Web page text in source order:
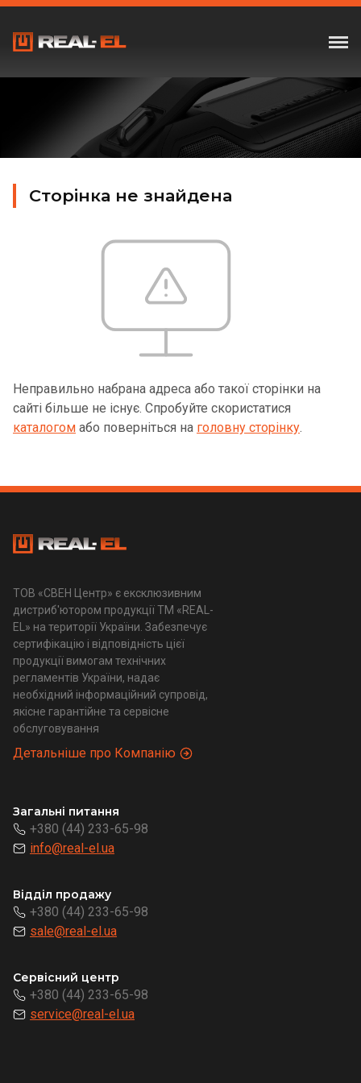
Сторінка не знайдена
Неправильно набрана адреса або такої сторінки на
сайті більше не існує. Спробуйте скористатися
каталогом або поверніться на головну сторінку.
ТОВ «СВЕН Центр» є ексклюзивним
дистриб'ютором продукції ТМ «REAL-
EL» на території України. Забезпечує
сертифікацію і відповідність цієї
продукції вимогам технічних
регламентів України, надає
необхідний інформаційний супровід,
якісне гарантійне та сервісне
обслуговування
Детальніше про Компанію
Загальні питання
+380 (44) 233-65-98
info@real-el.ua
Відділ продажу
+380 (44) 233-65-98
sale@real-el.ua
Сервісний центр
+380 (44) 233-65-98
service@real-el.ua